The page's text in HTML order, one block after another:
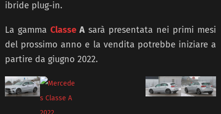
ibride plug-in.
La gamma Classe A sarà presentata nei primi mesi
del prossimo anno e la vendita potrebbe iniziare a
partire da giugno 2022.